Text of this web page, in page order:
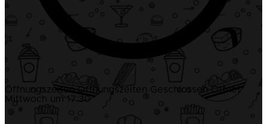
Öffnungszeiten Öffnungszeiten Geschlossen Öffnet
Mittwoch um 17:30